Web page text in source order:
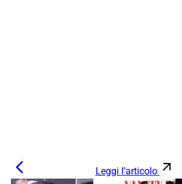
Leggi l’articolo